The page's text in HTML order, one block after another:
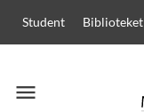
Student Biblioteket
menu
Meny